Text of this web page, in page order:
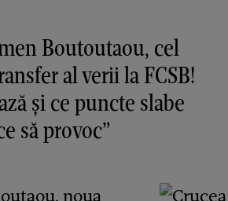
Boutoutaou, cel
al verii la FCSB!
și ce puncte slabe
să provoc”